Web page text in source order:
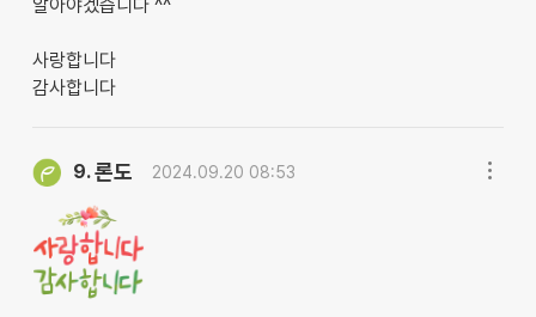
알아야겠습니다 ^^
사랑합니다
감사합니다
9.론도 2024.09.20 08:53